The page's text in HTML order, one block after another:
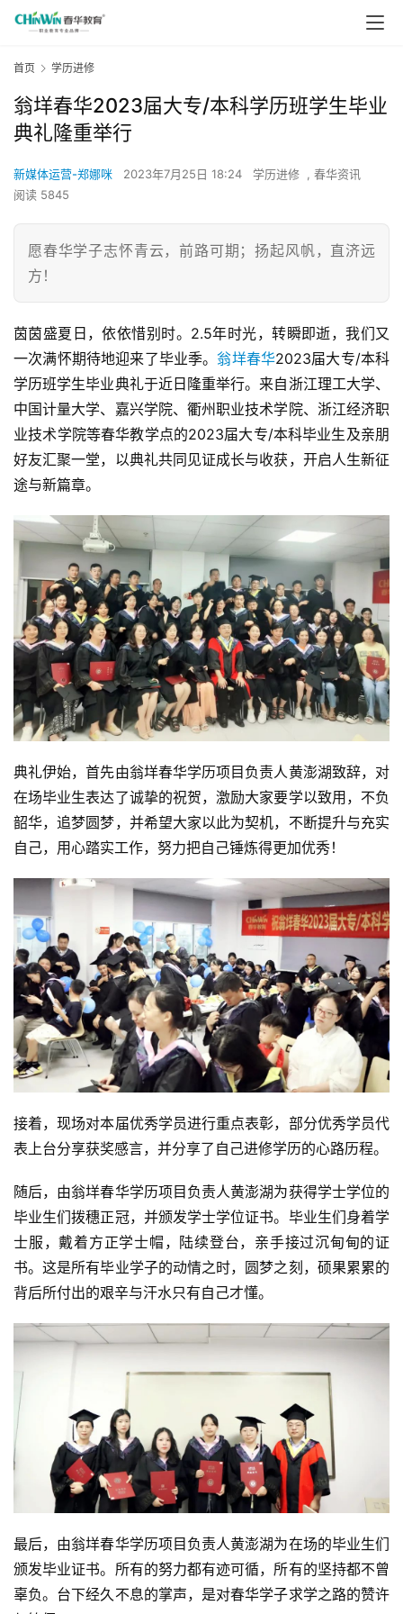
首页 学历进修
翁垟春华2023届大专/本科学历班学生毕业
典礼隆重举行
新媒体运营-郑娜咪 2023年7月25日 18:24 学历进修 , 春华资讯
阅读 5845
愿春华学子志怀青云，前路可期；扬起风帆，直济远
方！
茵茵盛夏日，依依惜别时。2.5年时光，转瞬即逝，我们又
一次满怀期待地迎来了毕业季。翁垟春华2023届大专/本科
学历班学生毕业典礼于近日隆重举行。来自浙江理工大学、
中国计量大学、嘉兴学院、衢州职业技术学院、浙江经济职
业技术学院等春华教学点的2023届大专/本科毕业生及亲朋
好友汇聚一堂，以典礼共同见证成长与收获，开启人生新征
途与新篇章。
典礼伊始，首先由翁垟春华学历项目负责人黄澎湖致辞，对
在场毕业生表达了诚挚的祝贺，激励大家要学以致用，不负
韶华，追梦圆梦，并希望大家以此为契机，不断提升与充实
自己，用心踏实工作，努力把自己锤炼得更加优秀！
接着，现场对本届优秀学员进行重点表彰，部分优秀学员代
表上台分享获奖感言，并分享了自己进修学历的心路历程。
随后，由翁垟春华学历项目负责人黄澎湖为获得学士学位的
毕业生们拨穗正冠，并颁发学士学位证书。毕业生们身着学
士服，戴着方正学士帽，陆续登台，亲手接过沉甸甸的证
书。这是所有毕业学子的动情之时，圆梦之刻，硕果累累的
背后所付出的艰辛与汗水只有自己才懂。
最后，由翁垟春华学历项目负责人黄澎湖为在场的毕业生们
颁发毕业证书。所有的努力都有迹可循，所有的坚持都不曾
辜负。台下经久不息的掌声，是对春华学子求学之路的赞许